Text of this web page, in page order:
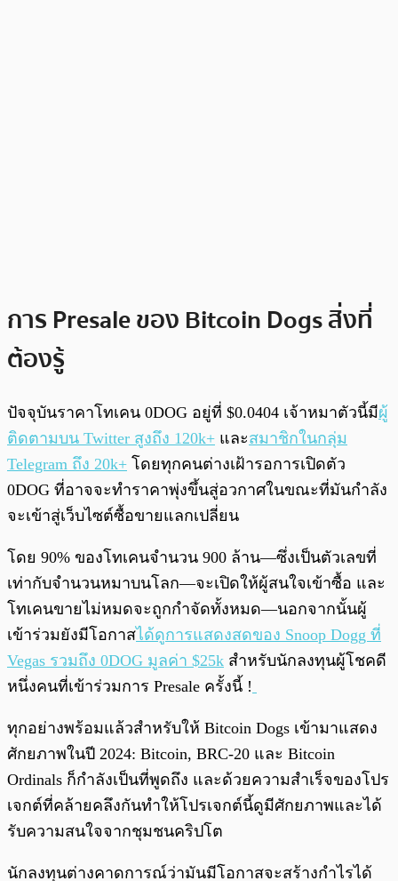
การ Presale ของ Bitcoin Dogs สิ่งที่
ต้องรู้
ปัจจุบันราคาโทเคน 0DOG อยู่ที่ $0.0404 เจ้าหมาตัวนี้มีผู้
ติดตามบน Twitter สูงถึง 120k+ และสมาชิกในกลุ่ม
Telegram ถึง 20k+ โดยทุกคนต่างเฝ้ารอการเปิดตัว
0DOG ที่อาจจะทำราคาพุ่งขึ้นสู่อวกาศในขณะที่มันกำลัง
จะเข้าสู่เว็บไซต์ซื้อขายแลกเปลี่ยน
โดย 90% ของโทเคนจำนวน 900 ล้าน—ซึ่งเป็นตัวเลขที่
เท่ากับจำนวนหมาบนโลก—จะเปิดให้ผู้สนใจเข้าซื้อ และ
โทเคนขายไม่หมดจะถูกกำจัดทั้งหมด—นอกจากนั้นผู้
เข้าร่วมยังมีโอกาสได้ดูการแสดงสดของ Snoop Dogg ที่
Vegas รวมถึง 0DOG มูลค่า $25k สำหรับนักลงทุนผู้โชคดี
หนึ่งคนที่เข้าร่วมการ Presale ครั้งนี้ !
ทุกอย่างพร้อมแล้วสำหรับให้ Bitcoin Dogs เข้ามาแสดง
ศักยภาพในปี 2024: Bitcoin, BRC-20 และ Bitcoin
Ordinals ก็กำลังเป็นที่พูดถึง และด้วยความสำเร็จของโปร
เจกต์ที่คล้ายคลึงกันทำให้โปรเจกต์นี้ดูมีศักยภาพและได้
รับความสนใจจากชุมชนคริปโต
นักลงทุนต่างคาดการณ์ว่ามันมีโอกาสจะสร้างกำไรได้